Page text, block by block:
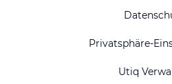
Privatsphäre-
Utiq